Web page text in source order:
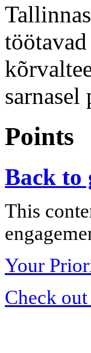
Points
Back to
This
Your
Check